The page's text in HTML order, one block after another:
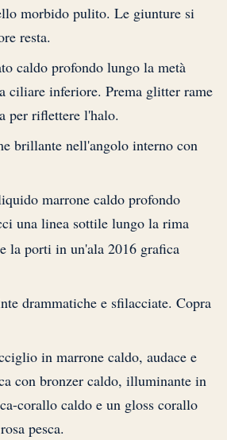
morbido pulito. Le giunture si
resta.
caldo profondo lungo la metà
ciliare inferiore. Prema glitter rame
per riflettere l'halo.
brillante nell'angolo interno con
marrone caldo profondo
una linea sottile lungo la rima
la porti in un'ala 2016 grafica
drammatiche e sfilacciate. Copra
in marrone caldo, audace e
con bronzer caldo, illuminante in
corallo caldo e un gloss corallo
pesca.